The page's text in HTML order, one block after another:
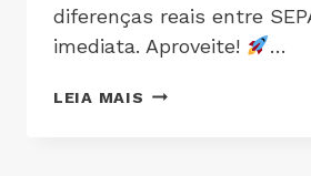
diferenças reais entre
imediata. Aproveite!
…
LEIA MAIS